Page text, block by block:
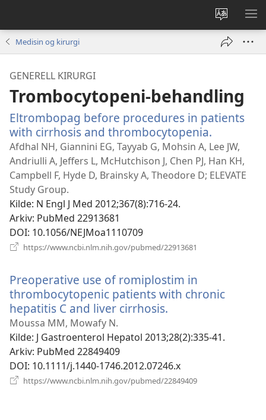
Endre
språk
VIS
Medisin og kirurgi
GENERELL KIRURGI
Trombocytopeni-behandling
Eltrombopag before procedures in patients
with cirrhosis and thrombocytopenia.
nytt
vindu)
Afdhal NH, Giannini EG, Tayyab G, Mohsin A, Lee JW,
Andriulli A, Jeffers L, McHutchison J, Chen PJ, Han KH,
Campbell F, Hyde D, Brainsky A, Theodore D; ELEVATE
Study Group.
Kilde‎: N Engl J Med 2012;367(8):716-24.
Arkiv‎: PubMed 22913681
DOI‎: 10.1056/NEJMoa1110709
https://www.ncbi.nlm.nih.gov/pubmed/22913681
Preoperative use of romiplostim in
thrombocytopenic patients with chronic
hepatitis C and liver cirrhosis.
vindu)
Moussa MM, Mowafy N.
Kilde‎: J Gastroenterol Hepatol 2013;28(2):335-41.
Arkiv‎: PubMed 22849409
DOI‎: 10.1111/j.1440-1746.2012.07246.x
https://www.ncbi.nlm.nih.gov/pubmed/22849409